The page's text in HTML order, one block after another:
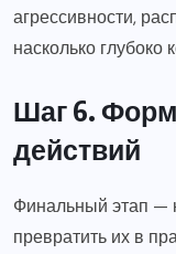
агрессивности,
насколько глубоко
Шаг 6.
действий
Финальный этап —
превратить их в